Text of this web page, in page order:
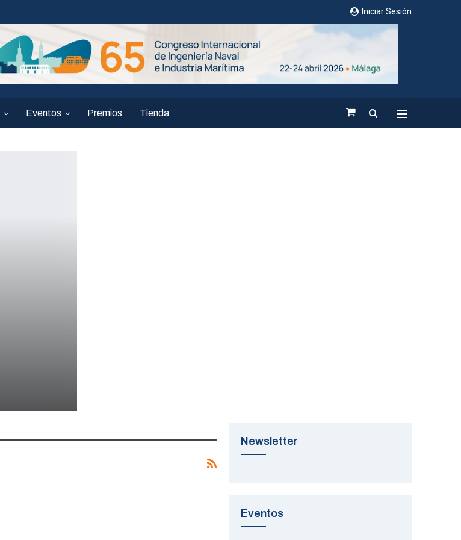
Iniciar Sesión
Eventos Premios Tienda
Newsletter
Eventos